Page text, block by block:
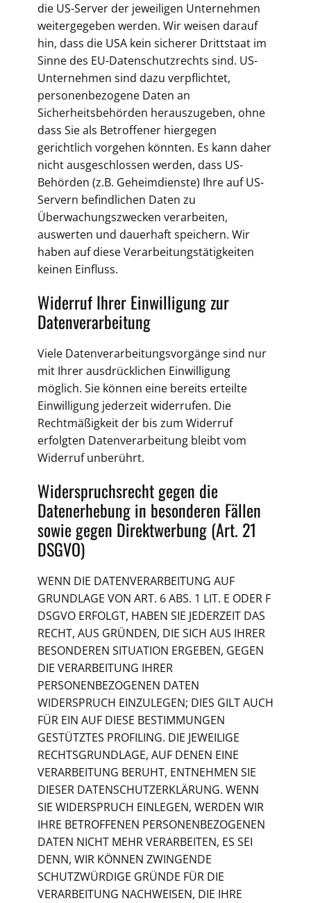
die US-Server der jeweiligen Unternehmen
weitergegeben werden. Wir weisen darauf
hin, dass die USA kein sicherer Drittstaat im
Sinne des EU-Datenschutzrechts sind. US-
Unternehmen sind dazu verpflichtet,
personenbezogene Daten an
Sicherheitsbehörden herauszugeben, ohne
dass Sie als Betroffener hiergegen
gerichtlich vorgehen könnten. Es kann daher
nicht ausgeschlossen werden, dass US-
Behörden (z.B. Geheimdienste) Ihre auf US-
Servern befindlichen Daten zu
Überwachungszwecken verarbeiten,
auswerten und dauerhaft speichern. Wir
haben auf diese Verarbeitungstätigkeiten
keinen Einfluss.
Widerruf Ihrer Einwilligung zur
Datenverarbeitung
Viele Datenverarbeitungsvorgänge sind nur
mit Ihrer ausdrücklichen Einwilligung
möglich. Sie können eine bereits erteilte
Einwilligung jederzeit widerrufen. Die
Rechtmäßigkeit der bis zum Widerruf
erfolgten Datenverarbeitung bleibt vom
Widerruf unberührt.
Widerspruchsrecht gegen die
Datenerhebung in besonderen Fällen
sowie gegen Direktwerbung (Art. 21
DSGVO)
WENN DIE DATENVERARBEITUNG AUF
GRUNDLAGE VON ART. 6 ABS. 1 LIT. E ODER F
DSGVO ERFOLGT, HABEN SIE JEDERZEIT DAS
RECHT, AUS GRÜNDEN, DIE SICH AUS IHRER
BESONDEREN SITUATION ERGEBEN, GEGEN
DIE VERARBEITUNG IHRER
PERSONENBEZOGENEN DATEN
WIDERSPRUCH EINZULEGEN; DIES GILT AUCH
FÜR EIN AUF DIESE BESTIMMUNGEN
GESTÜTZTES PROFILING. DIE JEWEILIGE
RECHTSGRUNDLAGE, AUF DENEN EINE
VERARBEITUNG BERUHT, ENTNEHMEN SIE
DIESER DATENSCHUTZERKLÄRUNG. WENN
SIE WIDERSPRUCH EINLEGEN, WERDEN WIR
IHRE BETROFFENEN PERSONENBEZOGENEN
DATEN NICHT MEHR VERARBEITEN, ES SEI
DENN, WIR KÖNNEN ZWINGENDE
SCHUTZWÜRDIGE GRÜNDE FÜR DIE
VERARBEITUNG NACHWEISEN, DIE IHRE